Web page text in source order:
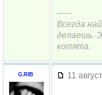
–––
Всегда
делаешь.
котята.
G.RIB
11